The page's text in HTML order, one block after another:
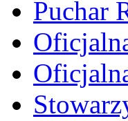
Puchar